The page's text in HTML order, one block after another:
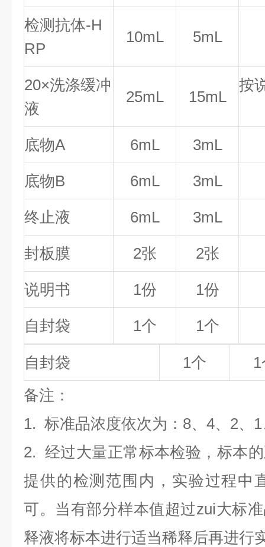
检测抗体-H
RP
10mL 5mL
20×洗涤缓冲
液
25mL 15mL
按
底物A 6mL 3mL
底物B 6mL 3mL
终止液 6mL 3mL
封板膜 2张 2张
说明书 1份 1份
自封袋 1个 1个
自封袋 1个
备注 ：
1. 标准品浓度依次为：8、4、2、
2. 经过大量正常标本检验，标本
提供的检测范围内，实验过程中
可。当有部分样本值超过zui大标
释液将标本进行适当稀释后再进行